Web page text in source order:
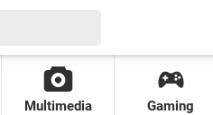
Multimedia Gaming